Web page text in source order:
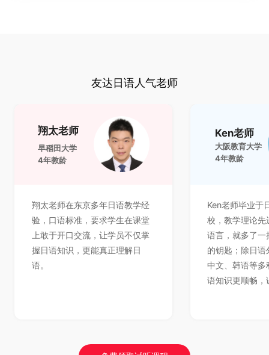
友达日语人气老师
翔太老师
早稻田大学
4年教龄
翔太老师在东京多年日语教学经
验，口语标准，要求学生在课堂
上敢于开口交流，让学员不仅掌
握日语知识，更能真正理解日
语。
Ken老师
大阪教育大学
4年教龄
Ken老师毕业于
校，教学理论
语言，就多了
的钥匙；除日
中文、韩语等
语知识更顺畅，